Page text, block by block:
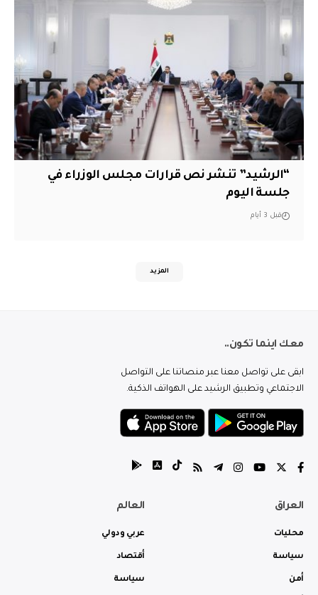
“الرشيد” تنشر نص قرارات مجلس الوزراء في
جلسة اليوم
قبل 3 أيام
المزيد
معك اينما تكون..
ابقى على تواصل معنا عبر منصاتنا على التواصل
الاجتماعي وتطبيق الرشيد على الهواتف الذكية.
العراق
محليات
سياسة
أمن
العالم
عربي ودولي
أقتصاد
سياسة